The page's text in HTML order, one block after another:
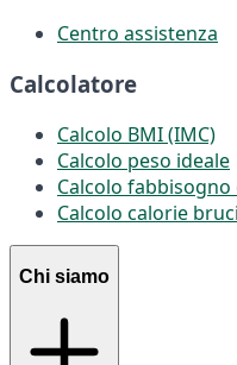
Centro assistenza
Calcolatore
Calcolo BMI (IMC)
Calcolo peso ideale
Calcolo fabbisogno
Calcolo calorie
Chi siamo